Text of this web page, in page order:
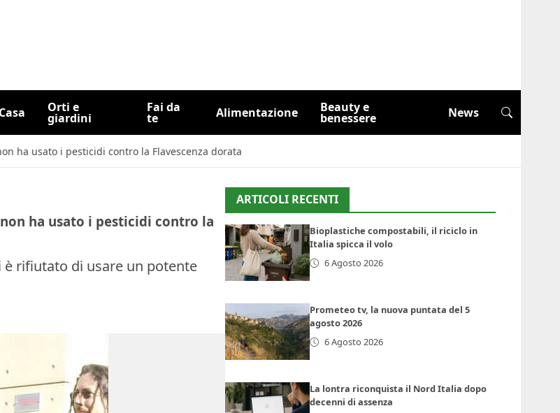
Casa Orti e
giardini
Fai da
te Alimentazione Beauty e
benessere News
ha usato i pesticidi contro la Flavescenza dorata
ha usato i pesticidi contro la
rifiutato di usare un potente
ARTICOLI RECENTI
Bioplastiche compostabili, il riciclo in
Italia spicca il volo
6 Agosto 2026
Prometeo tv, la nuova puntata del 5
agosto 2026
6 Agosto 2026
La lontra riconquista il Nord Italia dopo
decenni di assenza